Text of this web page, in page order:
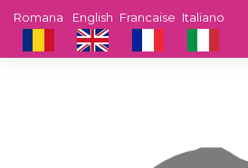
Italiano
Francaise
English
Romana